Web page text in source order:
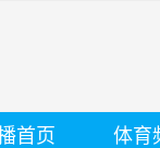
首页 体育